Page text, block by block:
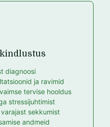
diagnoosi
ja ravimid
tervise hooldus
stressijuhtimist
sekkumist
andmeid